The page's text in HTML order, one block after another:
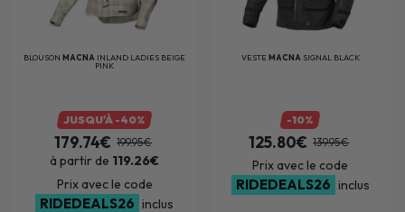
BLOUSONMACNA INLAND LADIES BEIGE
PINK
JUSQU'À -40%
179.74€ 199.95€
à partir de 119.26€
Prix avec le code
RIDEDEALS26 inclus
VESTE MACNA SIGNAL BLACK
-10%
125.80€ 139.95€
Prix avec le code
RIDEDEALS26 inclus